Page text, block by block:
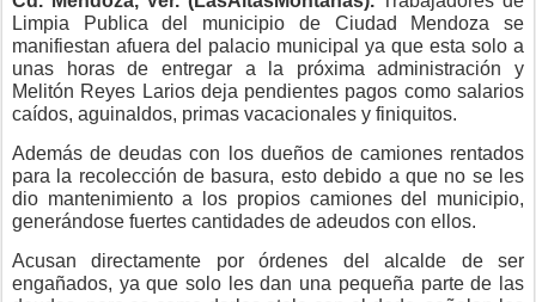
Limpia Publica del municipio de Ciudad Mendoza se
manifiestan afuera del palacio municipal ya que esta solo a
unas horas de entregar a la próxima administración y
Melitón Reyes Larios deja pendientes pagos como salarios
caídos, aguinaldos, primas vacacionales y finiquitos.
Además de deudas con los dueños de camiones rentados
para la recolección de basura, esto debido a que no se les
dio mantenimiento a los propios camiones del municipio,
generándose fuertes cantidades de adeudos con ellos.
Acusan directamente por órdenes del alcalde de ser
engañados, ya que solo les dan una pequeña parte de las